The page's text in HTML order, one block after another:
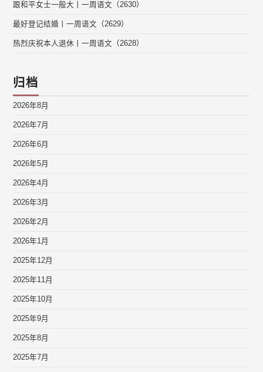
跟和平女士一般大丨一周语文（2630）
最好登记结婚丨一周语文（2629）
热烈庆祝本人退休丨一周语文（2628）
归档
2026年8月
2026年7月
2026年6月
2026年5月
2026年4月
2026年3月
2026年2月
2026年1月
2025年12月
2025年11月
2025年10月
2025年9月
2025年8月
2025年7月